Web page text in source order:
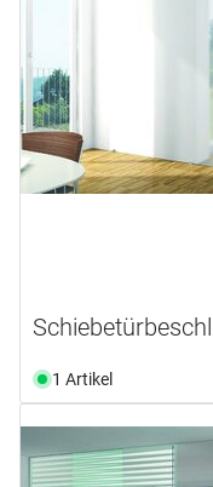
1 Artikel